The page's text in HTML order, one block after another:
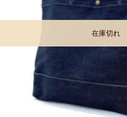
在庫切れ